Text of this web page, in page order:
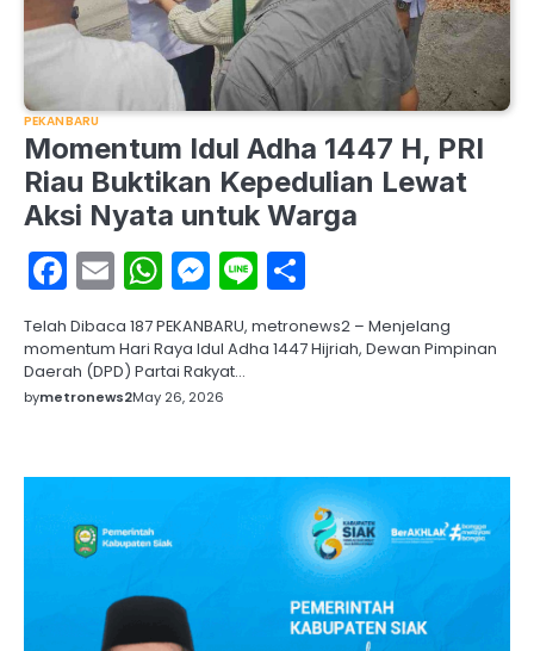
PEKANBARU
Momentum Idul Adha 1447 H, PRI
Riau Buktikan Kepedulian Lewat
Aksi Nyata untuk Warga
Facebook
EmailWhatsApp
Messenger
Line
Telah Dibaca 187 PEKANBARU, metronews2 – Menjelang
momentum Hari Raya Idul Adha 1447 Hijriah, Dewan Pimpinan
Daerah (DPD) Partai Rakyat…
bymetronews2May 26, 2026